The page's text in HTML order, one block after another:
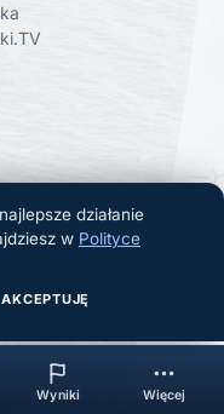
- raz w
działanie
w Polityce
AKCEPTUJĘ
Wyniki Więcej